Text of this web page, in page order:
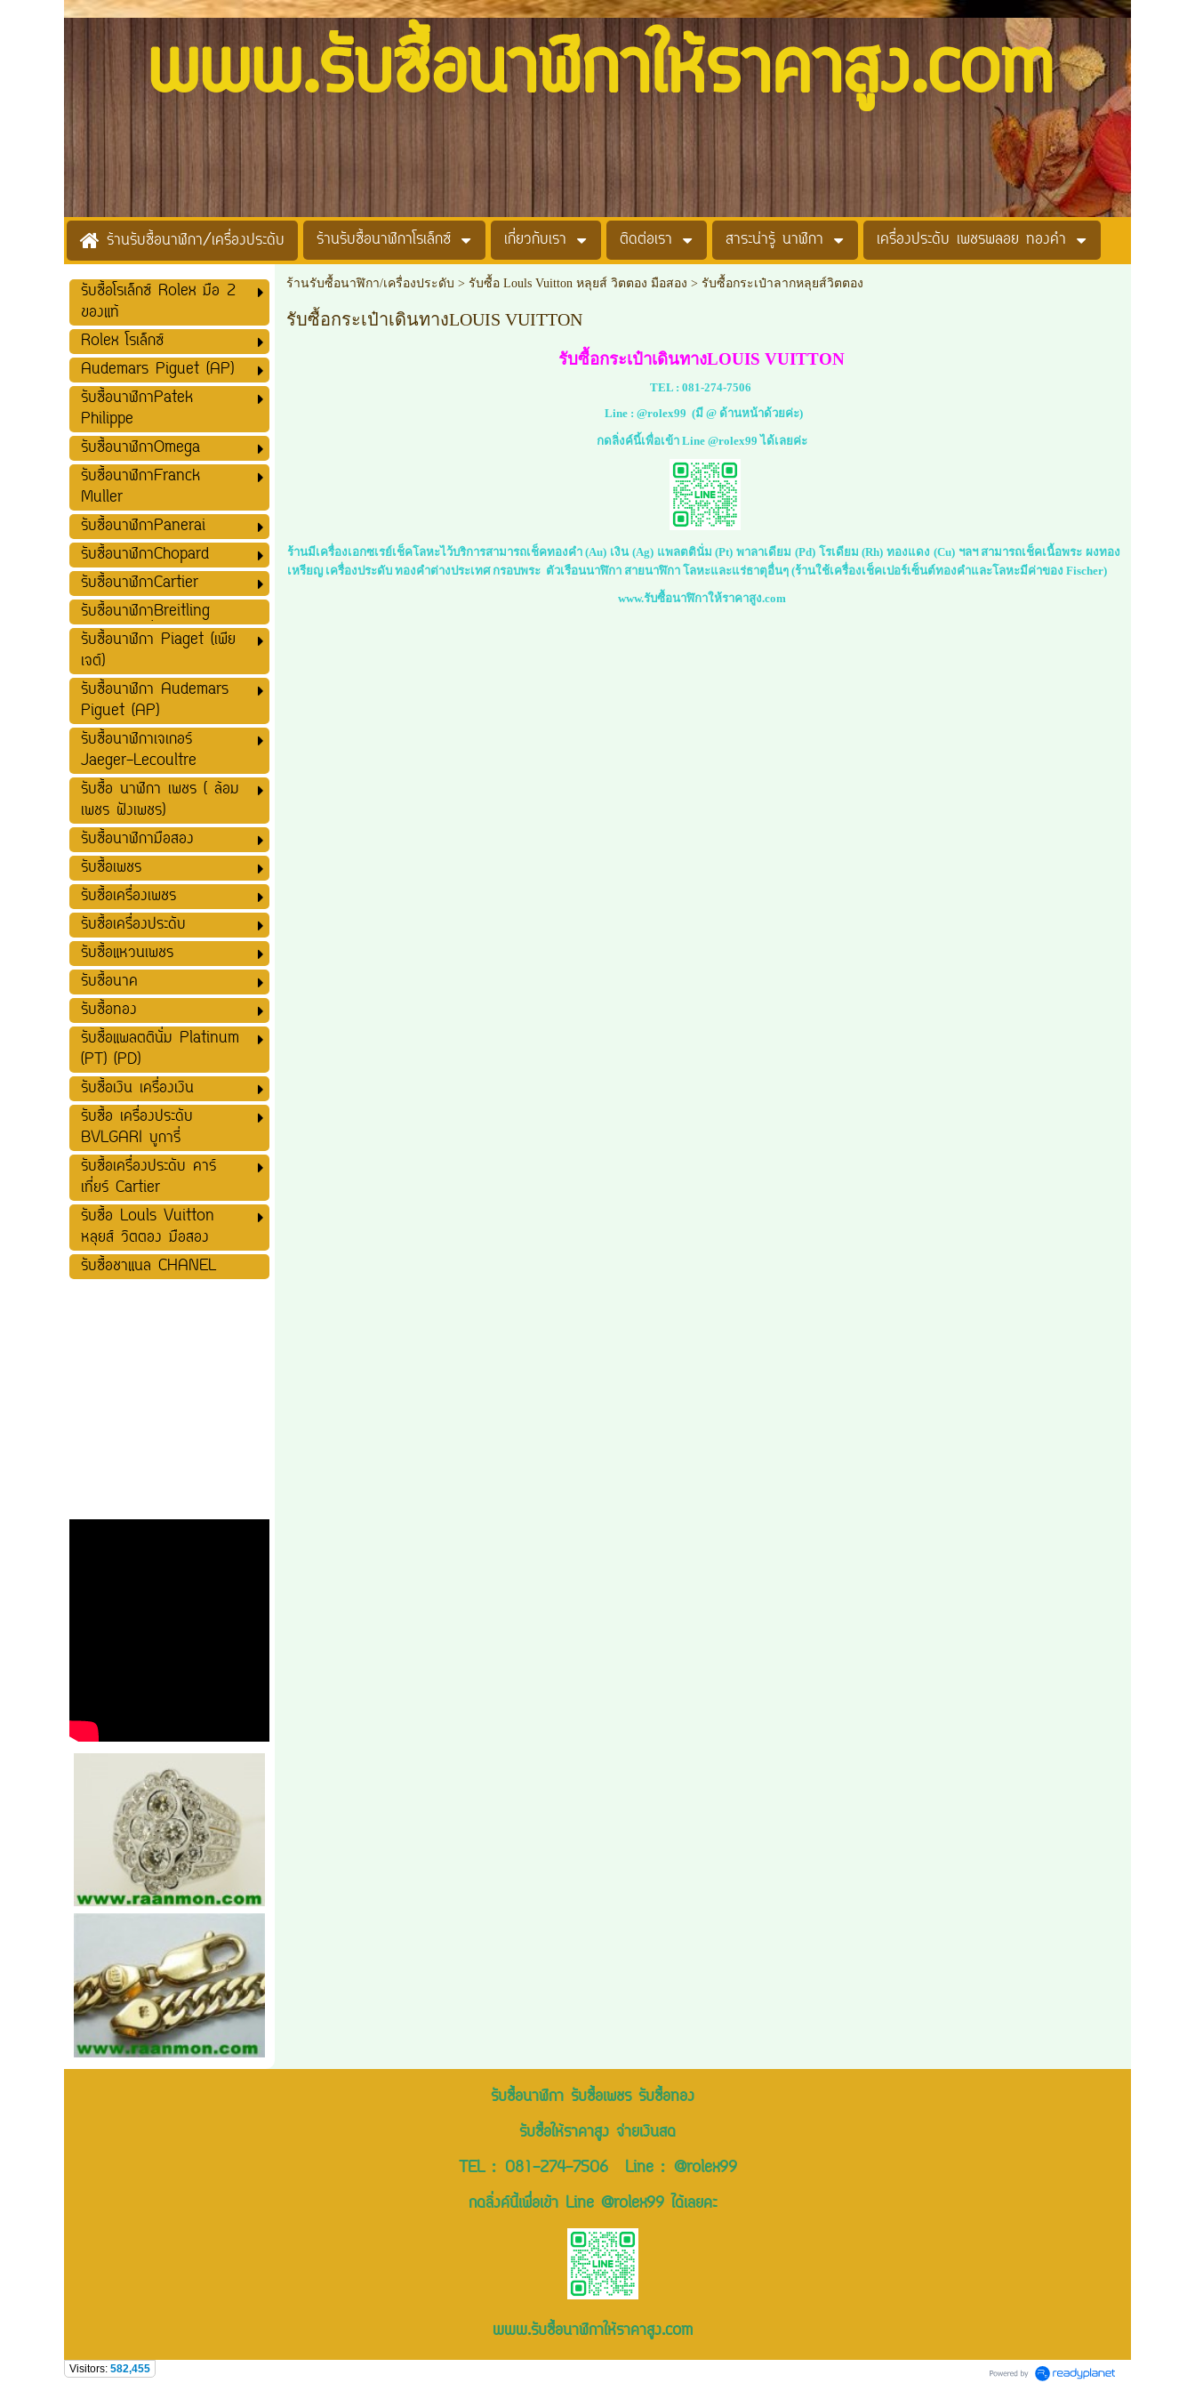
www.รับซื้อนาฬิกาให้ราคาสูง.com
ร้านรับซื้อนาฬิกา/เครื่องประดับ ร้านรับซื้อนาฬิกาโรเล็กซ์ เกี่ยวกับเรา ติดต่อเรา สาระน่ารู้ นาฬิกา เครื่องประดับ เพชรพลอย ทองคำ
รับซื้อโรเล็กซ์ Rolex มือ 2
ของแท้
Rolex โรเล็กซ์
Audemars Piguet (AP)
รับซื้อนาฬิกาPatek
Philippe
รับซื้อนาฬิกาOmega
รับซื้อนาฬิกาFranck
Muller
รับซื้อนาฬิกาPanerai
รับซื้อนาฬิกาChopard
รับซื้อนาฬิกาCartier
รับซื้อนาฬิกาฺฺBreitling
รับซื้อนาฬิกา Piaget (เพีย
เจต์)
รับซื้อนาฬิกา Audemars
Piguet (AP)
รับซื้อนาฬิกาเจเกอร์
Jaeger-Lecoultre
รับซื้อ นาฬิกา เพชร ( ล้อม
เพชร ฝังเพชร)
รับซื้อนาฬิกามือสอง
รับซื้อเพชร
รับซื้อเครื่องเพชร
รับซื้อเครื่องประดับ
รับซื้อแหวนเพชร
รับซื้อนาค
รับซื้อทอง
รับซื้อแพลตตินั่ม Platinum
(PT) (PD)
รับซื้อเงิน เครื่องเงิน
รับซื้อ เครื่องประดับ
BVLGARI บูการี่
รับซื้อเครื่องประดับ คาร์
เที่ยร์ Cartier
รับซื้อ Louls Vuitton
หลุยส์ วิตตอง มือสอง
รับซื้อชาแนล CHANEL
ร้านรับซื้อนาฬิกา/เครื่องประดับ > รับซื้อ Louls Vuitton หลุยส์ วิตตอง มือสอง > รับซื้อกระเป๋าลากหลุยส์วิตตอง
รับซื้อกระเป๋าเดินทางLOUIS VUITTON
รับซื้อกระเป๋าเดินทางLOUIS VUITTON
TEL : 081-274-7506
Line : @rolex99 (มี @ ด้านหน้าด้วยค่ะ)
กดลิ่งค์นี้เพื่อเข้า Line @rolex99 ได้เลยค่ะ
ร้านมีเครื่องเอกซเรย์เช็คโลหะไว้บริการสามารถเช็คทองคำ (Au) เงิน (Ag) แพลตตินั่ม (Pt) พาลาเดียม (Pd) โรเดียม (Rh) ทองแดง (Cu) ฯลฯ สามารถเช็คเนื้อพระ ผงทอง
เหรียญ เครื่องประดับ ทองคำต่างประเทศ กรอบพระ ตัวเรือนนาฬิกา สายนาฬิกา โลหะและแร่ธาตุอื่นๆ (ร้านใช้เครื่องเช็คเปอร์เซ็นต์ทองคำและโลหะมีค่าของ Fischer)
www.รับซื้อนาฬิกาให้ราคาสูง.com
รับซื้อนาฬิกา รับซื้อเพชร รับซื้อทอง
รับซื้อให้ราคาสูง จ่ายเงินสด
TEL : 081-274-7506Line : @rolex99
กดลิ่งค์นี้เพื่อเข้า Line @rolex99 ได้เลยคะ
www.รับซื้อนาฬิกาให้ราคาสูง.com
Visitors: 582,455